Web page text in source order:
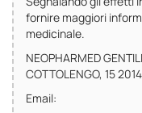
fornire maggiori
medicinale.
NEOPHARMED
COTTOLENGO, 15
Email: